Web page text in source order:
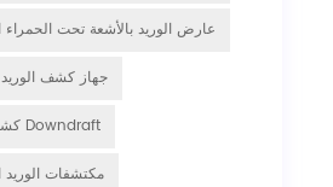
عارض الوريد بالأشعة تحت الحمراء
جهاز كشف
كشك الطلاء Downdraft
مكتشفات الوريد